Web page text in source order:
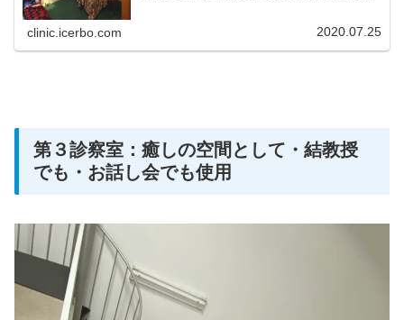
clinic.icerbo.com 2020.07.25
第３診察室：癒しの空間として・結教授
でも・お話し会でも使用